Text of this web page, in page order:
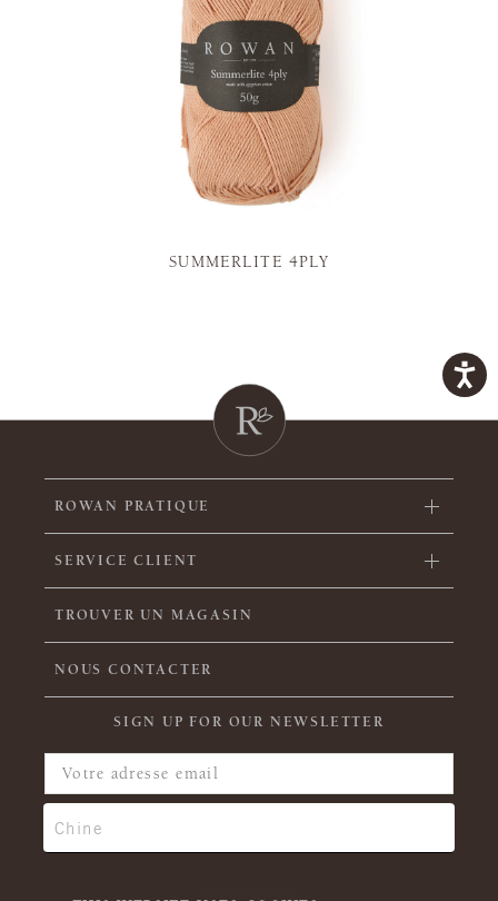
SUMMERLITE 4PLY
ROWAN PRATIQUE
SERVICE CLIENT
TROUVER UN MAGASIN
NOUS CONTACTER
SIGN UP FOR OUR NEWSLETTER